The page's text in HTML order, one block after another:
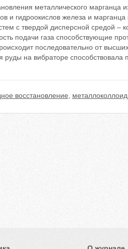
металлического марганца
и гидроокислов железа и
с твердой дисперсной средой –
подачи газа способствующие
последовательно от
на вибраторе способствовала
восстановление металлоколлоид